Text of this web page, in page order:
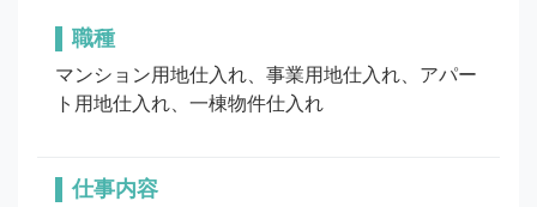
職種
マンション用地仕入れ、事業用地仕入れ、アパー
ト用地仕入れ、一棟物件仕入れ
仕事内容